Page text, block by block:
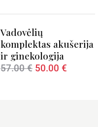
Vadovėlių
komplektas akušerija
ir ginekologija
57.00€ 50.00 €